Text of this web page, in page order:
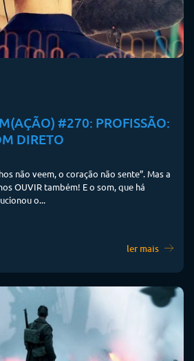
#270: PROFISSÃO:
DIRETO
não veem, o coração não sente”. Mas a
OUVIR também! E o som, que há
o...
ler mais